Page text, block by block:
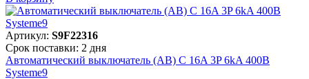
Артикул: S9F22316
Срок поставки: 2 дня
Автоматический выключатель (АВ) C 16A 3P 6kA 400В
Systeme9